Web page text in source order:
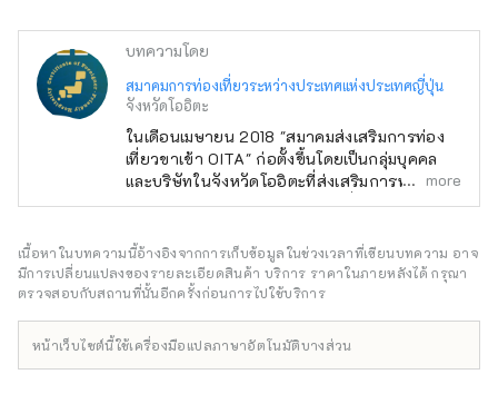
(จำกัดวันละ 1 กลุ่ม ทั้งที่พักและงาน
แต่งงาน)
บทความโดย
สมาคมการท่องเที่ยวระหว่างประเทศแห่งประเทศญี่ปุ่น
จังหวัดโออิตะ
ในเดือนเมษายน 2018 "สมาคมส่งเสริมการท่อง
เที่ยวขาเข้า OITA" ก่อตั้งขึ้นโดยเป็นกลุ่มบุคคล
และบริษัทในจังหวัดโออิตะที่ส่งเสริมการท่องเที่ยว
ขาเข้า (การเดินทางโดยนักท่องเที่ยวชาวต่างชาติ
2566 ได้มีการจัดระเบียบใหม่และเปลี่ยนชื่อเป็น
General Incorporated Association "Inbound
National Promotion Council" และมุ่งเน้นไปที่ 4
พัฒนาทรัพยากรมนุษย์ด้านการท่องเที่ยว" "การ
more
เนื้อหาในบทความนี้อ้างอิงจากการเก็บข้อมูลในช่วงเวลาที่เขียนบทความ อาจ
มีการเปลี่ยนแปลงของรายละเอียดสินค้า บริการ ราคาในภายหลังได้ กรุณา
ตรวจสอบกับสถานที่นั้นอีกครั้งก่อนการไปใช้บริการ
หน้าเว็บไซต์นี้ใช้เครื่องมือแปลภาษาอัตโนมัติบางส่วน